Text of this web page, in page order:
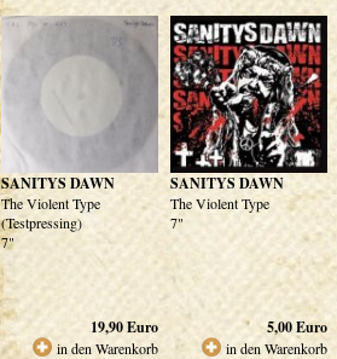
SANITYS DAWN
The Violent Type
(Testpressing)
7"
19,90Euro
in den Warenkorb
SANITYS DAWN
The Violent Type
7"
5,00Euro
in den Warenkorb